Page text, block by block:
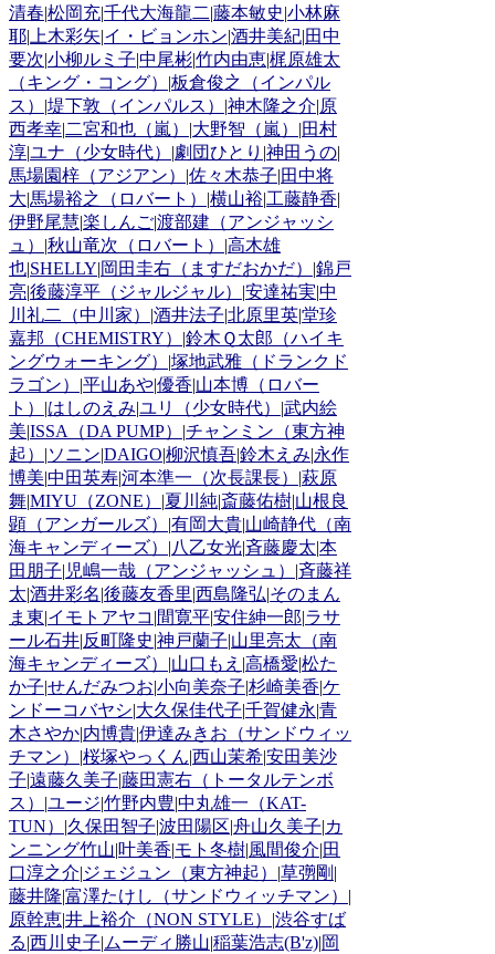
清春|松岡充|千代大海龍二|藤本敏史|小林麻
耶| 上木彩矢|イ・ビョンホン|酒井美紀|田中
要次|小柳ルミ子|中尾彬|竹内由恵|梶原雄太
（キング・コング） |板倉俊之（インパル
ス） |堤下敦（インパルス） |神木隆之介|原
西孝幸|二宮和也（嵐） |大野智（嵐） |田村
淳|ユナ（少女時代） |劇団ひとり |神田うの|
馬場園梓（アジアン） |佐々木恭子|田中将
大|馬場裕之（ロバート） |横山裕|工藤静香|
伊野尾慧|楽しんご|渡部建（アンジャッシ
ュ） |秋山竜次（ロバート） |高木雄
也|SHELLY|岡田圭右（ますだおかだ） |錦戸
亮|後藤淳平（ジャルジャル） |安達祐実|中
川礼二（中川家） |酒井法子|北原里英|堂珍
嘉邦（CHEMISTRY） |鈴木Ｑ太郎（ハイキ
ングウォーキング） |塚地武雅（ドランクド
ラゴン） |平山あや|優香|山本博（ロバー
ト） |はしのえみ|ユリ（少女時代） |武内絵
美|ISSA（DA PUMP） |チャンミン（東方神
起） |ソニン|DAIGO|柳沢慎吾|鈴木えみ|永作
博美|中田英寿|河本準一（次長課長） |萩原
舞|MIYU（ZONE） |夏川純|斎藤佑樹|山根良
顕（アンガールズ） |有岡大貴|山崎静代（南
海キャンディーズ） |八乙女光|斉藤慶太|本
田朋子| 児嶋一哉（アンジャッシュ） |斉藤祥
太|酒井彩名|後藤友香里|西島隆弘|そのまん
ま東|イモトアヤコ |間寛平|安住紳一郎|ラサ
ール石井|反町隆史|神戸蘭子|山里亮太（南
海キャンディーズ） |山口もえ |高橋愛|松た
か子|せんだみつお|小向美奈子|杉崎美香|ケ
ンドーコバヤシ|大久保佳代子|千賀健永|青
木さやか|内博貴|伊達みきお（サンドウィッ
チマン） |桜塚やっくん|西山茉希|安田美沙
子|遠藤久美子|藤田憲右（トータルテンボ
ス） |ユージ|竹野内豊|中丸雄一（KAT-
TUN） |久保田智子|波田陽区|舟山久美子|カ
ンニング竹山|叶美香|モト冬樹|風間俊介|田
口淳之介|ジェジュン（東方神起） |草彅剛 |
藤井隆|富澤たけし（サンドウィッチマン） |
原幹恵|井上裕介（NON STYLE） |渋谷すば
る|西川史子| ムーディ勝山|稲葉浩志(B'z)|岡